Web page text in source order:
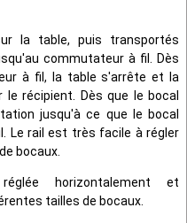
la table, puis transportés
commutateur à fil. Dès
à fil, la table s'arrête et la
récipient. Dès que le bocal
jusqu'à ce que le bocal
Le rail est très facile à régler
bocaux.
horizontalement et
tailles de bocaux.